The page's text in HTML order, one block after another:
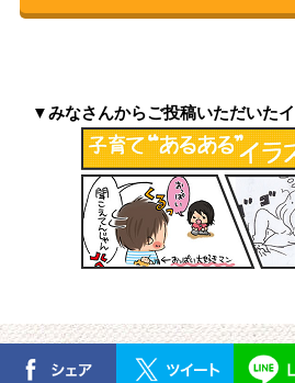
▼みなさんからご投稿いただいた